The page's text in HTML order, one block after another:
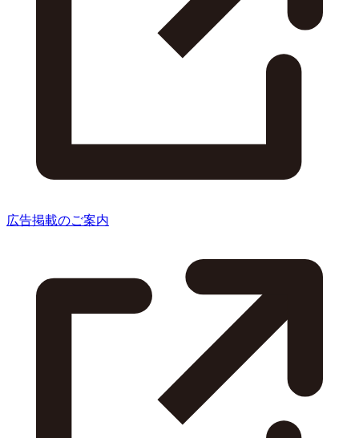
広告掲載のご案内